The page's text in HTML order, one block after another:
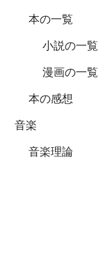
本の一覧
小説の一覧
漫画の一覧
本の感想
音楽
音楽理論